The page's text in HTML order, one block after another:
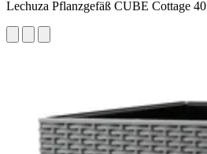
Lechuza Pflanzgefäß CUBE Cottage 40